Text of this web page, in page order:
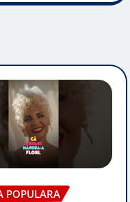
POPULARA